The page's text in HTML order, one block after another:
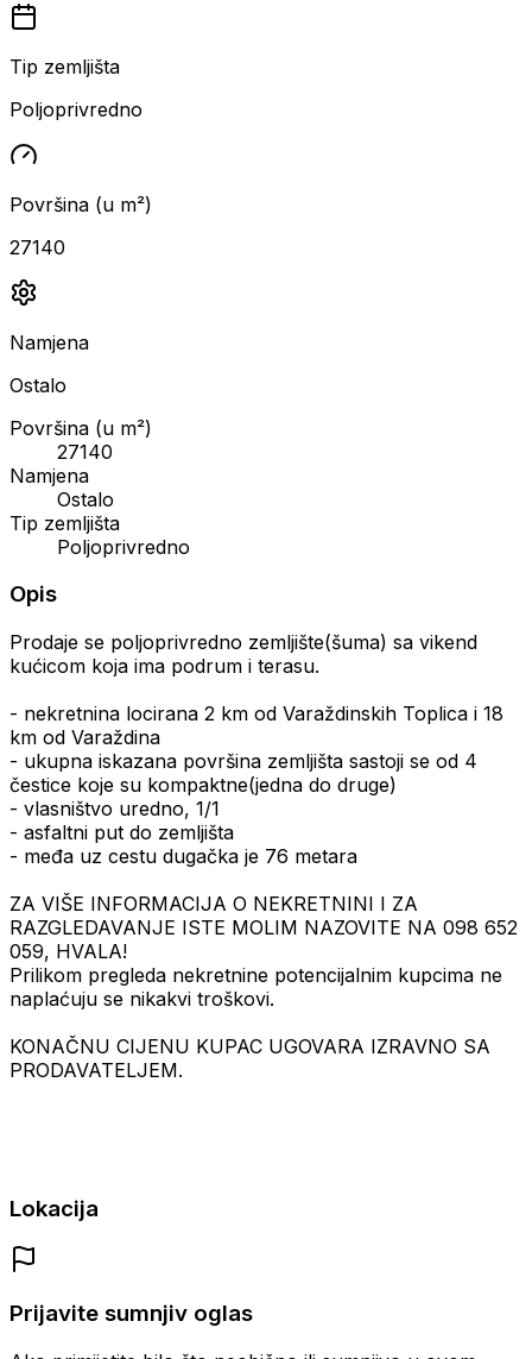
Tip zemljišta
Poljoprivredno
Površina (u m²)
27140
Namjena
Ostalo
Površina (u m²)
27140
Namjena
Ostalo
Tip zemljišta
Poljoprivredno
Opis
Prodaje se poljoprivredno zemljište(šuma) sa vikend
kućicom koja ima podrum i terasu.
- nekretnina locirana 2 km od Varaždinskih Toplica i 18
km od Varaždina
- ukupna iskazana površina zemljišta sastoji se od 4
čestice koje su kompaktne(jedna do druge)
- vlasništvo uredno, 1/1
- asfaltni put do zemljišta
- međa uz cestu dugačka je 76 metara
ZA VIŠE INFORMACIJA O NEKRETNINI I ZA
RAZGLEDAVANJE ISTE MOLIM NAZOVITE NA 098 652
059, HVALA!
Prilikom pregleda nekretnine potencijalnim kupcima ne
naplaćuju se nikakvi troškovi.
KONAČNU CIJENU KUPAC UGOVARA IZRAVNO SA
PRODAVATELJEM.
Lokacija
Prijavite sumnjiv oglas